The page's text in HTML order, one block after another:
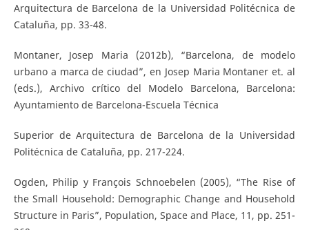
Arquitectura de Barcelona de la Universidad Politécnica de
Cataluña, pp. 33-48.
Montaner, Josep Maria (2012b), “Barcelona, de modelo
urbano a marca de ciudad”, en Josep Maria Montaner et. al
(eds.), Archivo crítico del Modelo Barcelona, Barcelona:
Ayuntamiento de Barcelona-Escuela Técnica
Superior de Arquitectura de Barcelona de la Universidad
Politécnica de Cataluña, pp. 217-224.
Ogden, Philip y François Schnoebelen (2005), “The Rise of
the Small Household: Demographic Change and Household
Structure in Paris”, Population, Space and Place, 11, pp. 251-